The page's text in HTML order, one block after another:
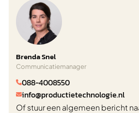
Brenda Snel
Communicatiemanager
088-4008550
info@productietechnologie.nl
Of stuur een algemeen bericht